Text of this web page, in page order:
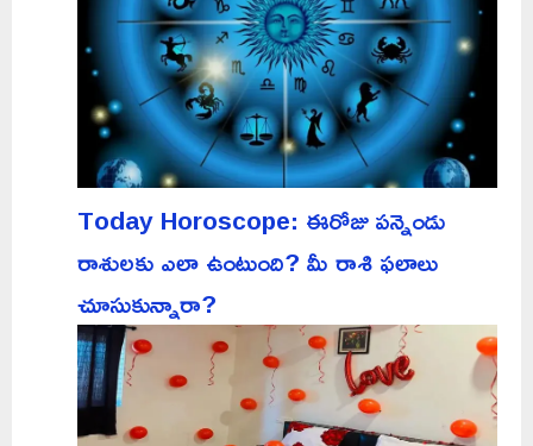
Today Horoscope: ఈరోజు పన్నెండు
రాశులకు ఎలా ఉంటుంది? మీ రాశి ఫలాలు
చూసుకున్నారా?